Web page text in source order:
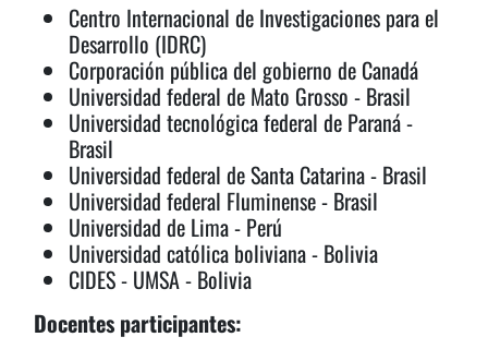
Centro Internacional de Investigaciones para el
Desarrollo (IDRC)
Corporación pública del gobierno de Canadá
Universidad federal de Mato Grosso - Brasil
Universidad tecnológica federal de Paraná -
Brasil
Universidad federal de Santa Catarina - Brasil
Universidad federal Fluminense - Brasil
Universidad de Lima - Perú
Universidad católica boliviana - Bolivia
CIDES - UMSA - Bolivia
Docentes participantes: